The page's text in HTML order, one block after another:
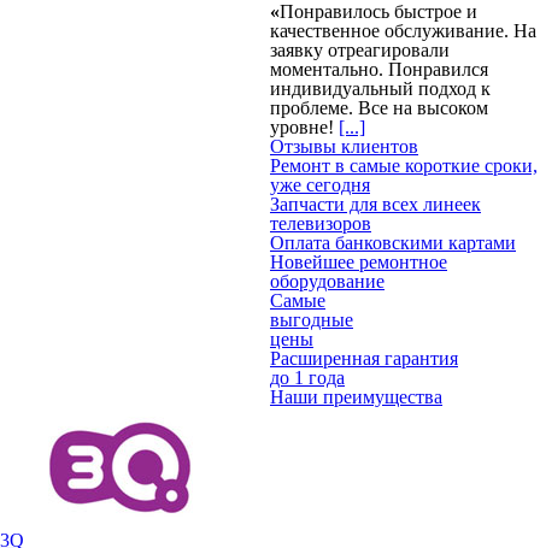
«Понравилось быстрое и
качественное обслуживание. На
заявку отреагировали
моментально. Понравился
индивидуальный подход к
проблеме. Все на высоком
уровне! [...]
Отзывы клиентов
Ремонт в самые короткие сроки,
уже сегодня
Запчасти для всех линеек
телевизоров
Оплата банковскими картами
Новейшее ремонтное
оборудование
Самые
выгодные
цены
Расширенная гарантия
до 1 года
Наши преимущества
3Q